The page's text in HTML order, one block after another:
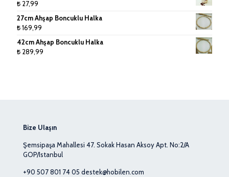
₺ 27,99
27cm Ahşap Boncuklu Halka
₺169,99
42cm Ahşap Boncuklu Halka
₺ 289,99
Bize Ulaşın
Şemsipaşa Mahallesi 47. Sokak Hasan Aksoy Apt. No:2/A
GOP/Istanbul
+90 507 801 74 05 destek@hobilen.com